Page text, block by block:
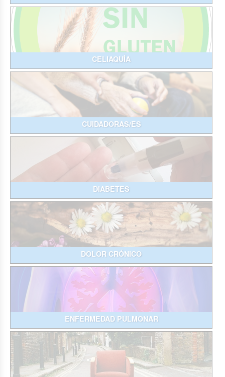
CELIAQUÍA
CUIDADORAS/ES
DIABETES
DOLOR CRÓNICO
ENFERMEDAD PULMONAR